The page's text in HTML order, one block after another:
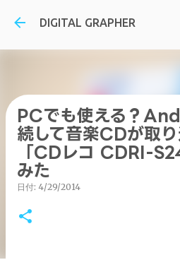
スキップしてメイン コ
DIGITAL GRAPHER
PCでも使える？
続して音楽CDが取
「CDレコ CDRI-
みた
日付: 4/29/2014